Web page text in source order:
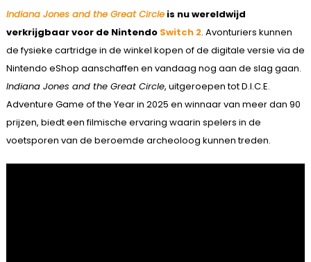
Indiana Jones and the Great Circleis nu wereldwijd
verkrijgbaar voor de Nintendo Switch 2. Avonturiers kunnen
de fysieke cartridge in de winkel kopen of de digitale versie via de
Nintendo eShop aanschaffen en vandaag nog aan de slag gaan.
Indiana Jones and the Great Circle, uitgeroepen tot D.I.C.E.
Adventure Game of the Year in 2025 en winnaar van meer dan 90
prijzen, biedt een filmische ervaring waarin spelers in de
voetsporen van de beroemde archeoloog kunnen treden.